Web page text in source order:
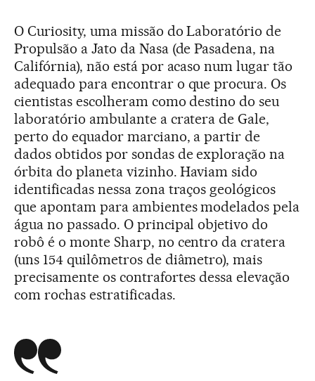
O Curiosity, uma missão do Laboratório de
Propulsão a Jato da Nasa (de Pasadena, na
Califórnia), não está por acaso num lugar tão
adequado para encontrar o que procura. Os
cientistas escolheram como destino do seu
laboratório ambulante a cratera de Gale,
perto do equador marciano, a partir de
dados obtidos por sondas de exploração na
órbita do planeta vizinho. Haviam sido
identificadas nessa zona traços geológicos
que apontam para ambientes modelados pela
água no passado. O principal objetivo do
robô é o monte Sharp, no centro da cratera
(uns 154 quilômetros de diâmetro), mais
precisamente os contrafortes dessa elevação
com rochas estratificadas.